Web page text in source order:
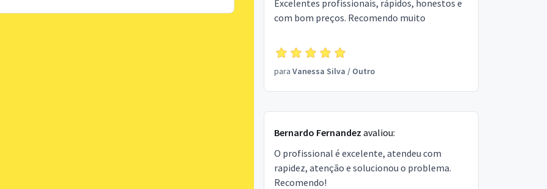
Excelentes profissionais, rápidos, honestos e
com bom preços. Recomendo muito
para Vanessa Silva / Outro
Bernardo Fernandez avaliou:
O profissional é excelente, atendeu com
rapidez, atenção e solucionou o problema.
Recomendo!